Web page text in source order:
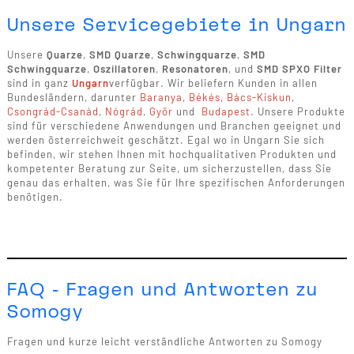
Unsere Servicegebiete in Ungarn
Unsere Quarze, SMD Quarze, Schwingquarze, SMD
Schwingquarze, Oszillatoren, Resonatoren, und SMD SPXO Filter
sind in ganz Ungarnverfügbar. Wir beliefern Kunden in allen
Bundesländern, darunter Baranya, Békés, Bács-Kiskun,
Csongrád-Csanád, Nógrád, Győr und Budapest. Unsere Produkte
sind für verschiedene Anwendungen und Branchen geeignet und
werden österreichweit geschätzt. Egal wo in Ungarn Sie sich
befinden, wir stehen Ihnen mit hochqualitativen Produkten und
kompetenter Beratung zur Seite, um sicherzustellen, dass Sie
genau das erhalten, was Sie für Ihre spezifischen Anforderungen
benötigen.
FAQ - Fragen und Antworten zu
Somogy
Fragen und kurze leicht verständliche Antworten zu Somogy